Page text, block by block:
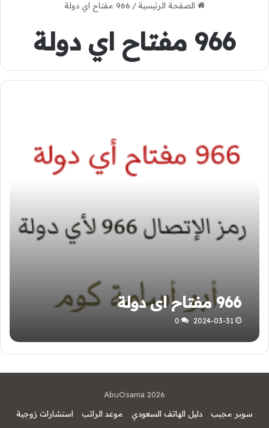
الصفحة الرئيسية/ 966 مفتاح اي دولة
966 مفتاح اي دولة
966 مفتاح اي دولة
2024-03-31
0
AbuOsama 2026
سوبر مجيب
دليل الهاتف السعودي موعد الراتب استشارات زوجية